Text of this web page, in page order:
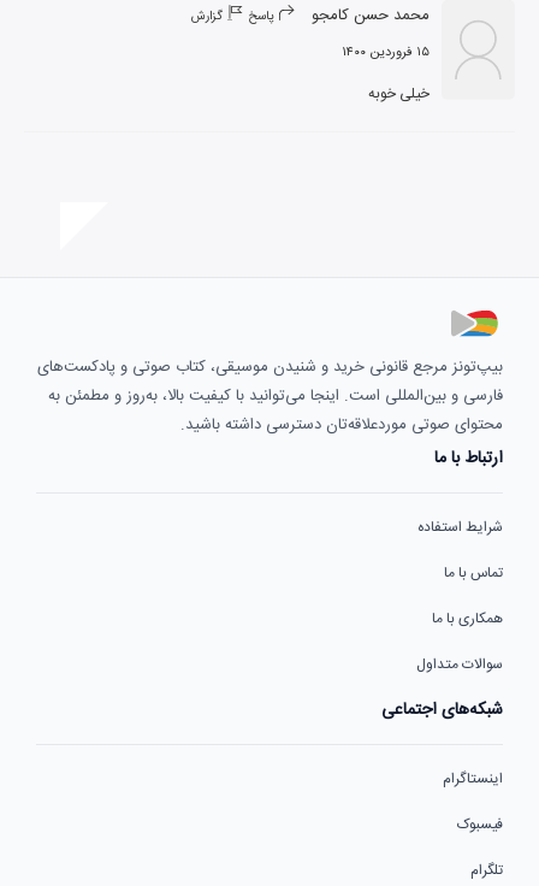
محمد حسن کامجو پاسخ گزارش
۱۵ فروردین ۱۴۰۰
خیلی خوبه
بیپ‌تونز مرجع قانونی خرید و شنیدن موسیقی، کتاب صوتی و پادکست‌های
فارسی و بین‌المللی است. اینجا می‌توانید با کیفیت بالا، به‌روز و مطمئن به
محتوای صوتی موردعلاقه‌تان دسترسی داشته باشید.
ارتباط با ما
شرایط استفاده
تماس با ما
همکاری با ما
سوالات متداول
شبکه‌های اجتماعی
اینستاگرام
فیسبوک
تلگرام